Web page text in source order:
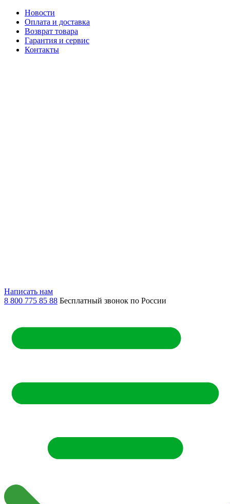
Новости
Оплата и доставка
Возврат товара
Гарантия и сервис
Контакты
Написать нам
8 800 775 85 88 Бесплатный звонок по России